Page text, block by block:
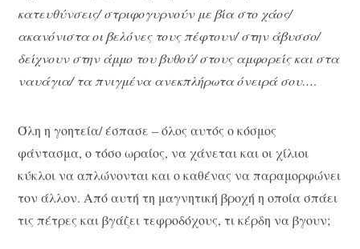
κατευθύνσεις/ στριφογυρνούν με βία στο χάος/
ακανόνιστα οι βελόνες τους πέφτουν/ στην άβυσσο/
δείχνουν στην άμμο του βυθού/ στους αμφορείς και στα
ναυάγια/ τα πνιγμένα ανεκπλήρωτα όνειρά σου….
Όλη η γοητεία/ έσπασε – όλος αυτός ο κόσμος
φάντασμα, ο τόσο ωραίος, να χάνεται και οι χίλιοι
κύκλοι να απλώνονται και ο καθένας να παραμορφώνει
τον άλλον. Από αυτή τη μαγνητική βροχή η οποία σπάει
τις πέτρες και βγάζει τεφροδόχους, τι κέρδη να βγουν;